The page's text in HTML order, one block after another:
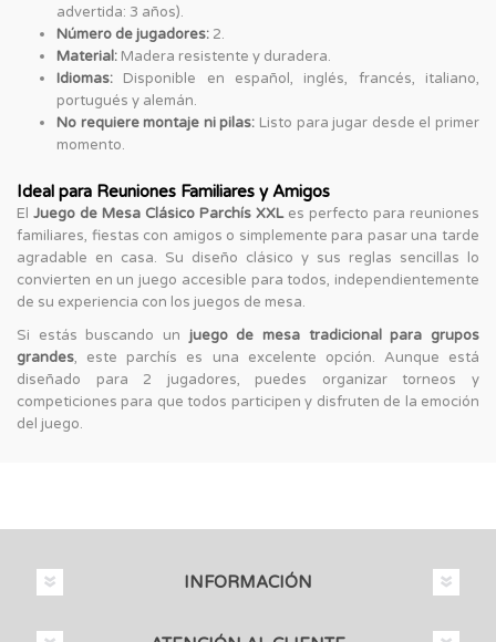
advertida: 3 años).
Número de jugadores: 2.
Material: Madera resistente y duradera.
Idiomas: Disponible en español, inglés, francés, italiano,
portugués y alemán.
No requiere montaje ni pilas: Listo para jugar desde el primer
momento.
Ideal para Reuniones Familiares y Amigos
El Juego de Mesa Clásico Parchís XXLes perfecto para reuniones
familiares, fiestas con amigos o simplemente para pasar una tarde
agradable en casa. Su diseño clásico y sus reglas sencillas lo
convierten en un juego accesible para todos, independientemente
de su experiencia con los juegos de mesa.
Si estás buscando un juego de mesa tradicional para grupos
grandes, este parchís es una excelente opción. Aunque está
diseñado para 2 jugadores, puedes organizar torneos y
competiciones para que todos participen y disfruten de la emoción
del juego.
INFORMACIÓN